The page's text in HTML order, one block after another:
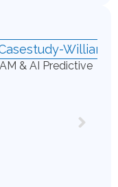
& AI Predictive